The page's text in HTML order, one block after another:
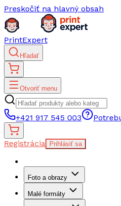
Preskočiť na hlavný obsah
PrintExpert
Hľadať
Otvoriť menu
+421 917 545 003
Registrácia Prihlásiť sa
Foto a obrazy
Malé formáty